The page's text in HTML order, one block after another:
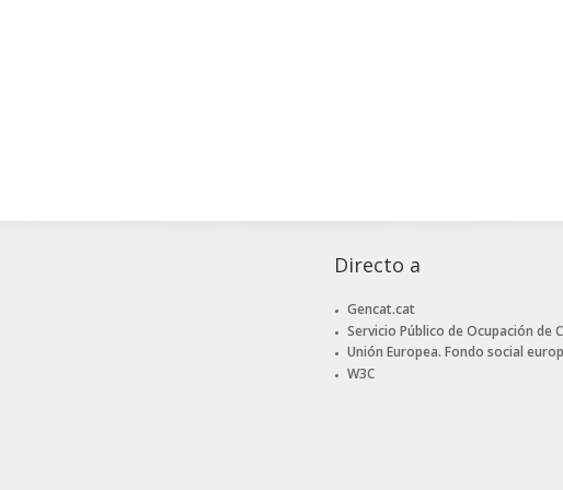
Directo a
Gencat.cat
Servicio Público de Ocupación de
Unión Europea. Fondo social
W3C